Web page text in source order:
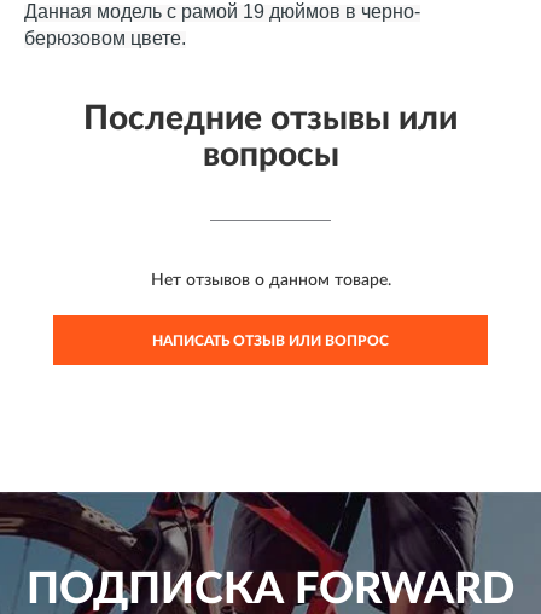
Данная модель с рамой 19 дюймов в черно-
берюзовом цвете.
Последние отзывы или
вопросы
Нет отзывов о данном товаре.
НАПИСАТЬ ОТЗЫВ ИЛИ ВОПРОС
ПОДПИСКАFORWARD